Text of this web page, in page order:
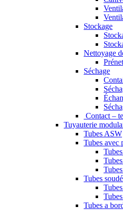
Stockage
Nettoyage
Séchage
Contact –
Tuyauterie
Tubes ASW
Tubes avec
Tubes
Tubes a